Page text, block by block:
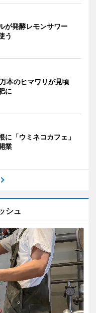
が発酵レモンサワー
う
本のヒマワリが見頃
に
に「ウミネコカフェ」
業
シュ